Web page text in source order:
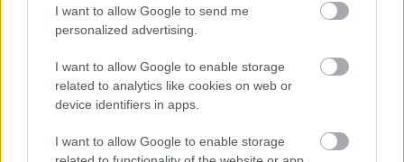
I want to allow Google to send me
personalized advertising.
I want to allow Google to enable storage
related to analytics like cookies on web or
device identifiers in apps.
I want to allow Google to enable storage